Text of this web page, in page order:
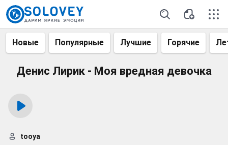
Новые Популярные Лучшие Горячие
Денис Лирик - Моя вредная девочка
tooya